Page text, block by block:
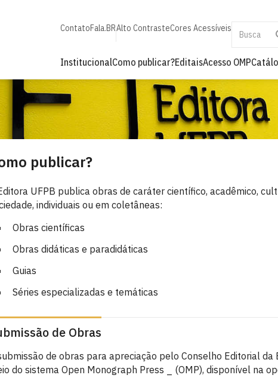
ContatoFala.BRAlto ContrasteCores Acessíveis
InstitucionalComo publicar?EditaisAcesso OMP
publicar?
UFPB publica obras de caráter científico, acadêmico,
individuais ou em coletâneas:
Obras científicas
Obras didáticas e paradidáticas
Guias
Séries especializadas e temáticas
de Obras
de obras para apreciação pelo Conselho Editorial
do sistema Open Monograph Press _ (OMP), disponível na